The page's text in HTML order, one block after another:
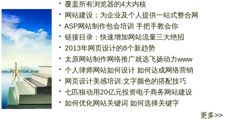
覆盖所有浏览器的4大内核
网站建设：为企业及个人提供一站式整合网
ASP网站制作包会培训 手把手教会你
链接目录：快速增加网站流量三大绝招
2013年网页设计的8个新趋势
太原网站制作网络推广就选飞扬动力www
个人律师网站如何设计 如何达成网络营销
网页设计美感培训:文字颜色的搭配技巧
七匹狼动用20亿元投资电子商务网站建设
如何优化网站关键词 如何选择关键字
更多>>